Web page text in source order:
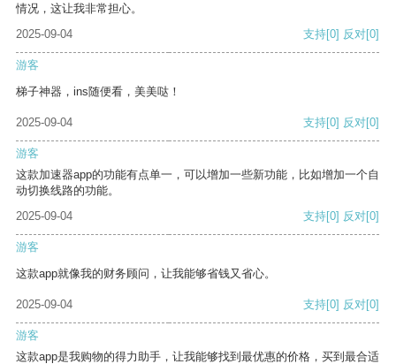
情况，这让我非常担心。
2025-09-04
支持[0] 反对[0]
游客
梯子神器，ins随便看，美美哒！
2025-09-04 支持[0] 反对[0]
游客
这款加速器app的功能有点单一，可以增加一些新功能，比如增加一个自
动切换线路的功能。
2025-09-04
支持[0] 反对[0]
游客
这款app就像我的财务顾问，让我能够省钱又省心。
2025-09-04 支持[0] 反对[0]
游客
这款app是我购物的得力助手，让我能够找到最优惠的价格，买到最合适